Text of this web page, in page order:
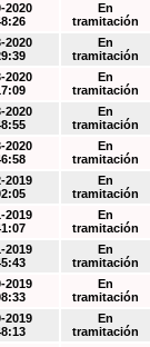
2020
En
tramitación
2020
En
tramitación
2020
En
tramitación
2020
En
tramitación
2020
En
tramitación
2019
En
tramitación
2019
En
tramitación
2019
En
tramitación
2019
En
tramitación
2019
En
tramitación